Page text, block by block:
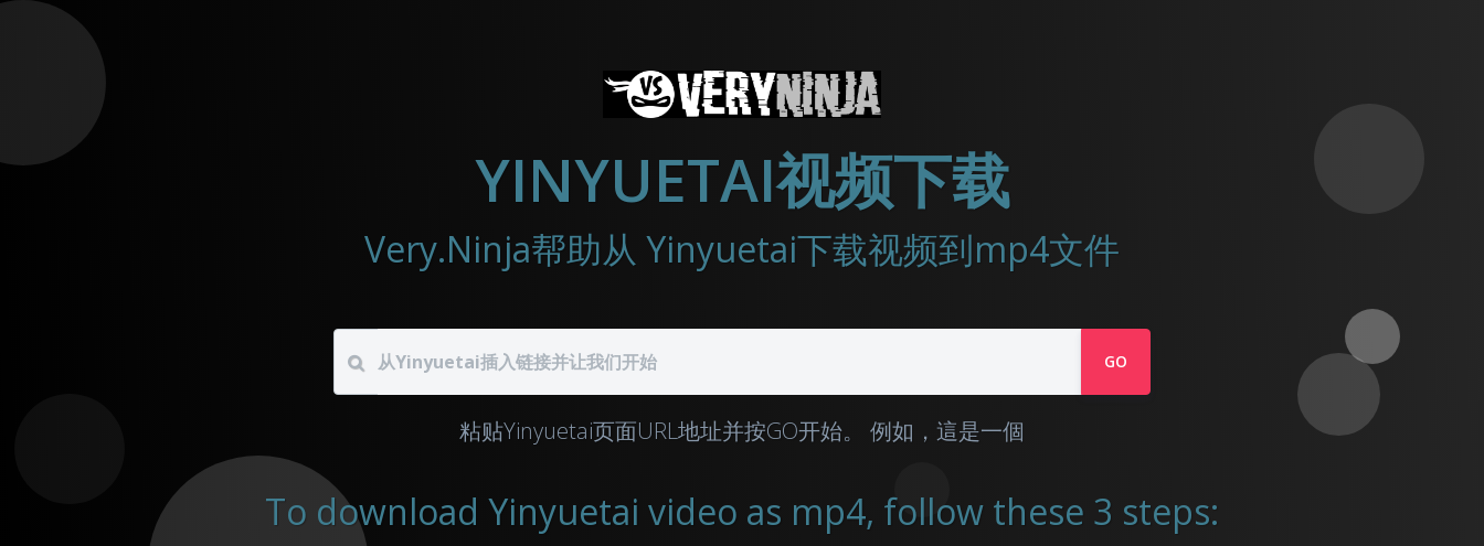
YINYUETAI视频下载
Very.Ninja帮助从 Yinyuetai下载视频到mp4文件
GO
粘贴Yinyuetai页面URL地址并按GO开始。 例如，這是一個
To download Yinyuetai video as mp4, follow these 3 steps: